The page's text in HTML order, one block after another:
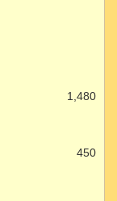
1,480
450